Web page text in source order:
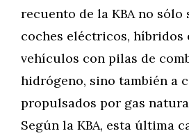
recuento de la KBA no sólo
coches eléctricos, híbridos
vehículos con pilas de
hidrógeno, sino también a
propulsados por gas
Según la KBA, esta última